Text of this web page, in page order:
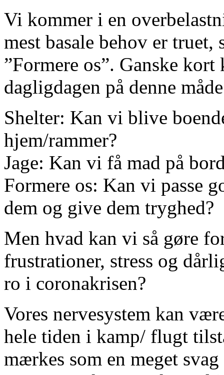
Vi kommer i en
mest basale behov er truet,
”Formere os”. Ganske
dagligdagen på denne
Shelter: Kan vi blive
hjem/rammer?
Jage: Kan vi få mad på
Formere os: Kan vi passe
dem og give dem tryghed?
Men hvad kan vi så gøre
frustrationer, stress og
ro i coronakrisen?
Vores nervesystem kan
hele tiden i kamp/ flugt
mærkes som en meget